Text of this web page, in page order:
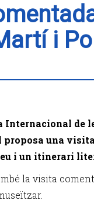
i
Internacional de
una
i un itinerari
la visita